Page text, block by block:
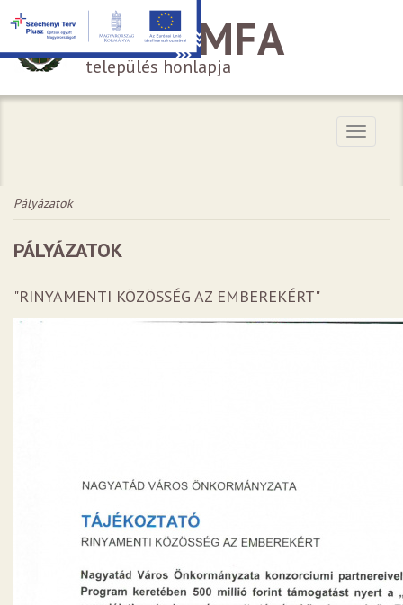
HÁROMFA
település honlapja
Menü
Pályázatok
PÁLYÁZATOK
"RINYAMENTI KÖZÖSSÉG AZ EMBEREKÉRT"